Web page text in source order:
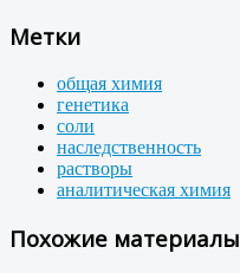
Метки
общая химия
генетика
соли
наследственность
растворы
аналитическая химия
Похожие материалы